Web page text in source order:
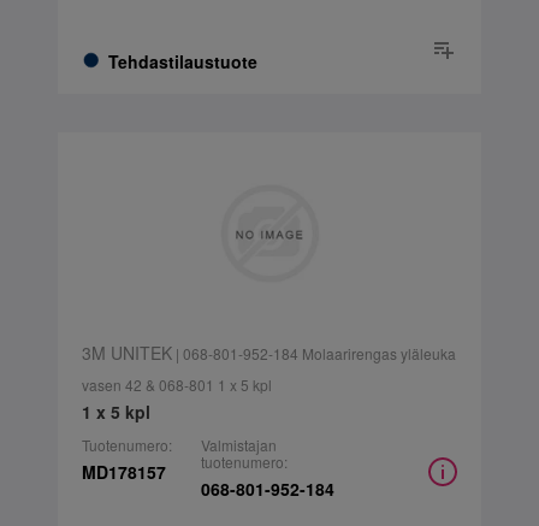
Tehdastilaustuote
3M UNITEK| 068-801-952-184 Molaarirengas yläleuka
vasen 42 & 068-801 1 x 5 kpl
1 x 5 kpl
Tuotenumero:
MD178157
Valmistajan
tuotenumero:
068-801-952-184